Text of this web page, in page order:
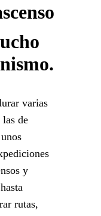
varias
las de
y
rutas,